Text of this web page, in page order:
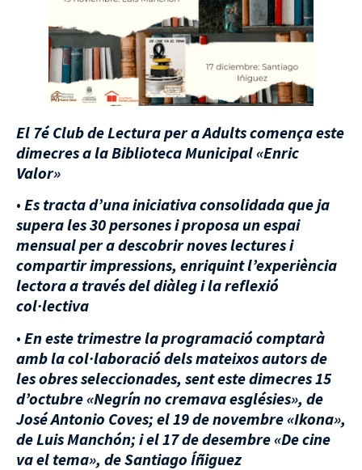
El 7é Club de Lectura per a Adults comença este
dimecres a la Biblioteca Municipal «Enric
Valor»
• Es tracta d’una iniciativa consolidada que ja
supera les 30 persones i proposa un espai
mensual per a descobrir noves lectures i
compartir impressions, enriquint l’experiència
lectora a través del diàleg i la reflexió
col·lectiva
• En este trimestre la programació comptarà
amb la col·laboració dels mateixos autors de
les obres seleccionades, sent este dimecres 15
d’octubre «Negrín no cremava esglésies», de
José Antonio Coves; el 19 de novembre «Ikona»,
de Luis Manchón; i el 17 de desembre «De cine
va el tema», de Santiago Íñiguez